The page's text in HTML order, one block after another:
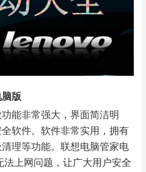
版
能非常强大，界面简洁明
软件。软件非常实用，拥有
理等功能。联想电脑管家电
上网问题，让广大用户安全